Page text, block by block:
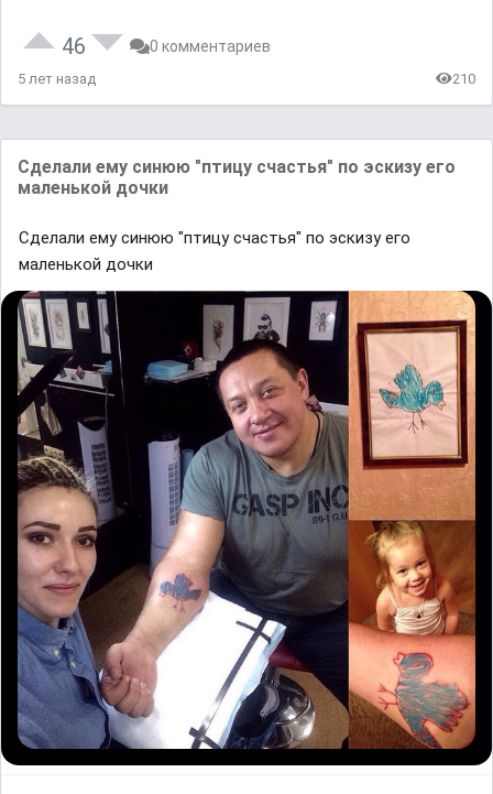
46 0 комментариев
5 лет назад 210
Сделали ему синюю "птицу счастья" по эскизу его
маленькой дочки
Сделали ему синюю "птицу счастья" по эскизу его
маленькой дочки